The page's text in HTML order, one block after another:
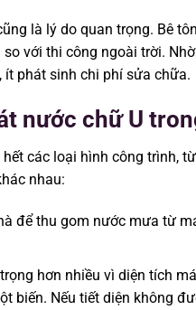
là lý do quan trọng. Bê
với thi công ngoài trời.
phát sinh chi phí sửa chữa.
nước chữ U
các loại hình công trình,
nhau:
để thu gom nước mưa từ
hơn nhiều vì diện tích
biến. Nếu tiết diện không